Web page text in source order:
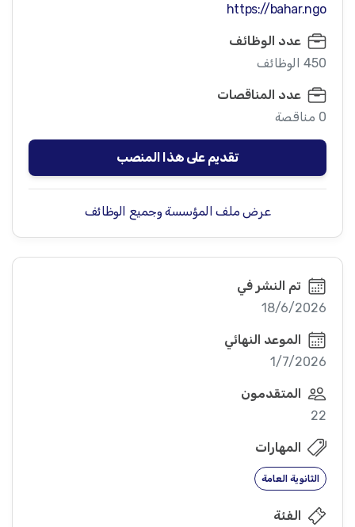
https://bahar.ngo
عدد الوظائف
450 الوظائف
عدد المناقصات
0 مناقصة
تقديم على هذا المنصب
عرض ملف المؤسسة وجميع الوظائف
تم النشر في
18/6/2026
الموعد النهائي
1/7/2026
المتقدمون
22
المهارات
الثانوية العامة
الفئة